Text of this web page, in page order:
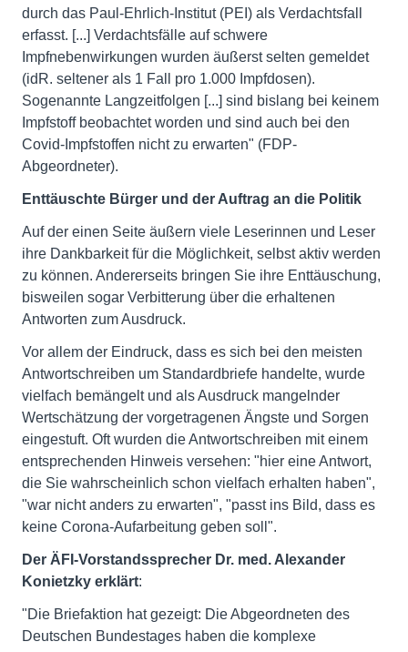
durch das Paul-Ehrlich-Institut (PEI) als Verdachtsfall
erfasst. [...] Verdachtsfälle auf schwere
Impfnebenwirkungen wurden äußerst selten gemeldet
(idR. seltener als 1 Fall pro 1.000 Impfdosen).
Sogenannte Langzeitfolgen [...] sind bislang bei keinem
Impfstoff beobachtet worden und sind auch bei den
Covid-Impfstoffen nicht zu erwarten" (FDP-
Abgeordneter).
Enttäuschte Bürger und der Auftrag an die Politik
Auf der einen Seite äußern viele Leserinnen und Leser
ihre Dankbarkeit für die Möglichkeit, selbst aktiv werden
zu können. Andererseits bringen Sie ihre Enttäuschung,
bisweilen sogar Verbitterung über die erhaltenen
Antworten zum Ausdruck.
Vor allem der Eindruck, dass es sich bei den meisten
Antwortschreiben um Standardbriefe handelte, wurde
vielfach bemängelt und als Ausdruck mangelnder
Wertschätzung der vorgetragenen Ängste und Sorgen
eingestuft. Oft wurden die Antwortschreiben mit einem
entsprechenden Hinweis versehen: "hier eine Antwort,
die Sie wahrscheinlich schon vielfach erhalten haben",
"war nicht anders zu erwarten", "passt ins Bild, dass es
keine Corona-Aufarbeitung geben soll".
Der ÄFI-Vorstandssprecher Dr. med. Alexander
Konietzky erklärt:
"Die Briefaktion hat gezeigt: Die Abgeordneten des
Deutschen Bundestages haben die komplexe